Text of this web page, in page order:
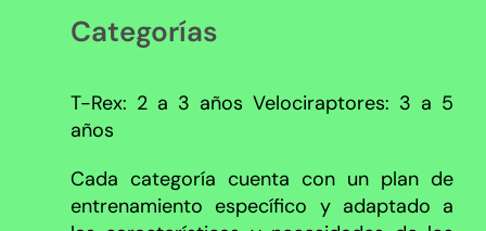
Categorías
T-Rex: 2 a 3 años Velociraptores: 3 a 5
años
Cada categoría cuenta con un plan de
entrenamiento específico y adaptado a